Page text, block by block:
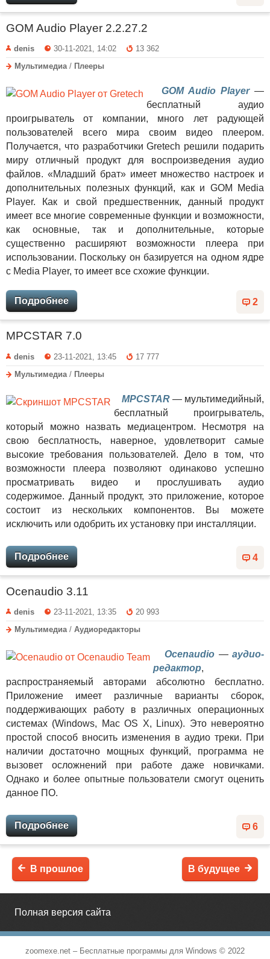
GOM Audio Player 2.2.27.2
denis 30-11-2021, 14:02
13 362
Мультимедиа/ Плееры
GOM Audio Player—
бесплатный аудио
проигрыватель от компании, много лет радующей
пользователей всего мира своим видео плеером.
Получается, что разработчики Gretech решили подарить
миру отличный продукт для воспроизведения аудио
файлов. «Младший брат» имеет множество настроек и
дополнительных полезных функций, как и GOM Media
Player. Как и свой предшественник, данный продукт
имеет все многие современные функции и возможности,
как основные, так и дополнительные, которые
существенно расширяют возможности плеера при
использовании. Поскольку он базируется на одном ядре
с Media Player, то имеет все схожие функции.
2
Подробнее
MPCSTAR 7.0
denis 23-11-2021, 13:45
17 777
Мультимедиа / Плееры
MPCSTAR— мультимедийный,
бесплатный проигрыватель,
который можно назвать медиацентром. Несмотря на
свою бесплатность, наверное, удовлетворит самые
высокие требования пользователей. Дело в том, что
возможности плеера позволяют одинаково успешно
просматривать видео и прослушивать аудио
содержимое. Данный продукт, это приложение, которое
состоит из нескольких компонентов. Вы можете
исключить или одобрить их установку при инсталляции.
4
Подробнее
Ocenaudio 3.11
denis 23-11-2021, 13:35
20 993
Мультимедиа/ Аудиоредакторы
Ocenaudio —аудио-
редактор,
распространяемый авторами абсолютно бесплатно.
Приложение имеет различные варианты сборок,
поддерживающих работу в различных операционных
системах (Windows, Mac OS X, Linux). Это невероятно
простой способ вносить изменения в аудио треки. При
наличии достаточно мощных функций, программа не
вызовет осложнений при работе даже новичками.
Однако и более опытные пользователи смогут оценить
данное ПО.
6
Подробнее
В будущее
В прошлое
Полная версия сайта
zoomexe.net – Бесплатные программы для Windows © 2022